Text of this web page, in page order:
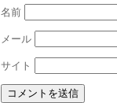
名前
メール
サイト